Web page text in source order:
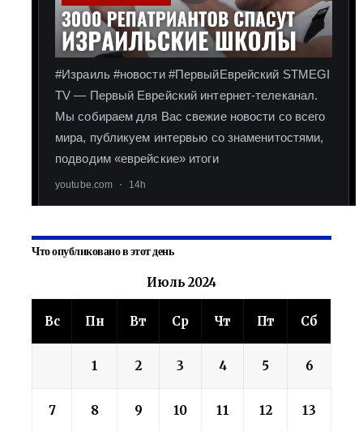
Что опубликовано в этот день
Июль 2024
Вс Пн Вт Ср Чт Пт Сб
1 2 3 4 5 6
7 8 9 10 11 12 13